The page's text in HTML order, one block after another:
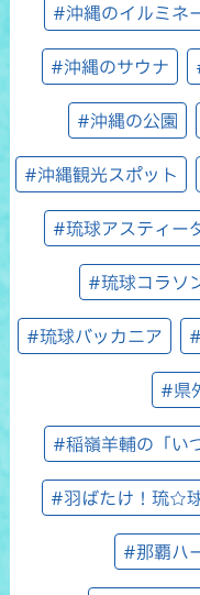
#沖縄のイルミネ
#沖縄のサウナ
#沖縄の公園
#沖縄観光スポット
#琉球アスティー
#琉球コラソ
#琉球バッカニア
#県
#稲嶺羊輔の「い
#羽ばたけ！琉☆
#那覇ハ